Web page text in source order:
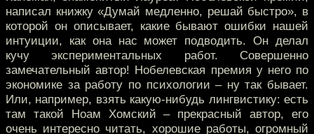
написал книжку «Думай медленно, решай быстро», в
которой он описывает, какие бывают ошибки нашей
интуиции, как она нас может подводить. Он делал
кучу экспериментальных работ. Совершенно
замечательный автор! Нобелевская премия у него по
экономике за работу по психологии – ну так бывает.
Или, например, взять какую-нибудь лингвистику: есть
там такой Ноам Хомский – прекрасный автор, его
очень интересно читать, хорошие работы, огромный